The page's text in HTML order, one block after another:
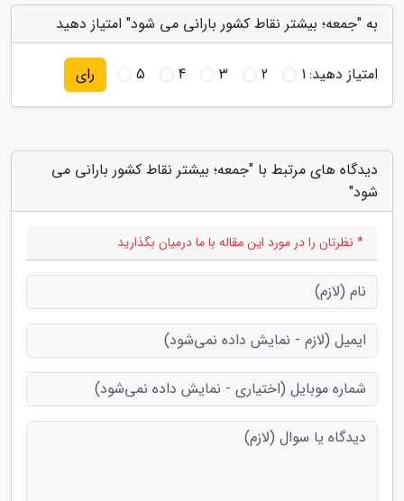
به "جمعه؛ بیشتر نقاط کشور بارانی می شود" امتیاز دهید
امتیاز دهید:1
2
3
4
5 رای
دیدگاه های مرتبط با "جمعه؛ بیشتر نقاط کشور بارانی می
شود"
* نظرتان را در مورد این مقاله با ما درمیان بگذارید